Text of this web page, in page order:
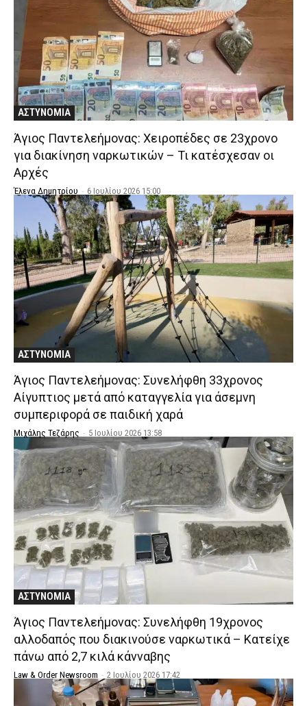
ΑΣΤΥΝΟΜΙΑ
Άγιος Παντελεήμονας: Χειροπέδες σε 23χρονο
για διακίνηση ναρκωτικών – Τι κατέσχεσαν οι
Αρχές
Έλενα Δημητρίου - 6 Ιουλίου 2026 15:00
ΑΣΤΥΝΟΜΙΑ
Άγιος Παντελεήμονας: Συνελήφθη 33χρονος
Αίγυπτιος μετά από καταγγελία για άσεμνη
συμπεριφορά σε παιδική χαρά
Μιχάλης Τεζάρης - 5 Ιουλίου 2026 13:58
ΑΣΤΥΝΟΜΙΑ
Άγιος Παντελεήμονας: Συνελήφθη 19χρονος
αλλοδαπός που διακινούσε ναρκωτικά – Κατείχε
πάνω από 2,7 κιλά κάνναβης
Law & Order Newsroom - 2 Ιουλίου 2026 17:42